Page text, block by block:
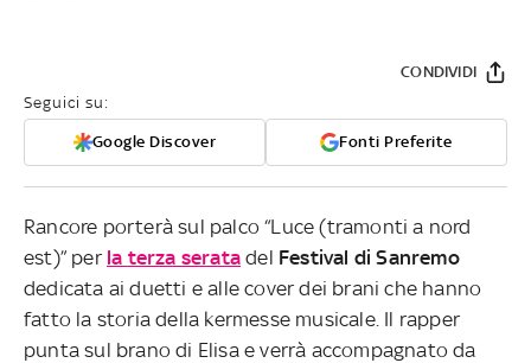
Seguici su:
Google Discover Fonti Preferite
CONDIVIDI
Rancore porterà sul palco “Luce (tramonti a nord
est)” per la terza serata del Festival di Sanremo
dedicata ai duetti e alle cover dei brani che hanno
fatto la storia della kermesse musicale. Il rapper
punta sul brano di Elisa e verrà accompagnato da